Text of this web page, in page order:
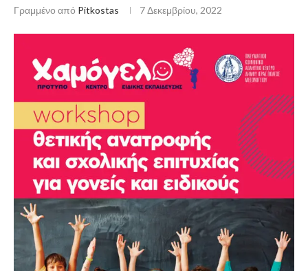
Γραμμένο από Pitkostas 7 Δεκεμβρίου, 2022